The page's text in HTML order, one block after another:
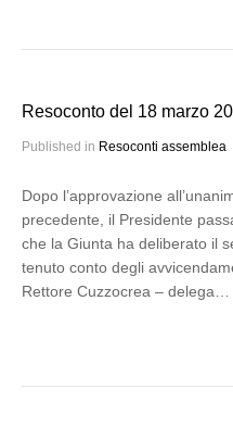
Resoconto del 18 marzo
Published in Resoconti assemblea
Dopo l’approvazione
precedente, il Presidente
che la Giunta ha deliberato il
tenuto conto degli
Rettore Cuzzocrea – delega…